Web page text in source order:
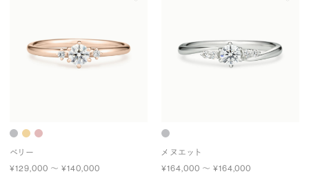
ベリー
¥129,000 〜 ¥140,000
メヌエット
¥164,000 〜 ¥164,000